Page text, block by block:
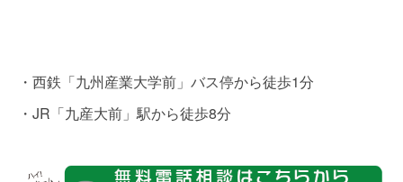
・西鉄「九州産業大学前」バス停から徒歩1分
・JR「九産大前」駅から徒歩8分